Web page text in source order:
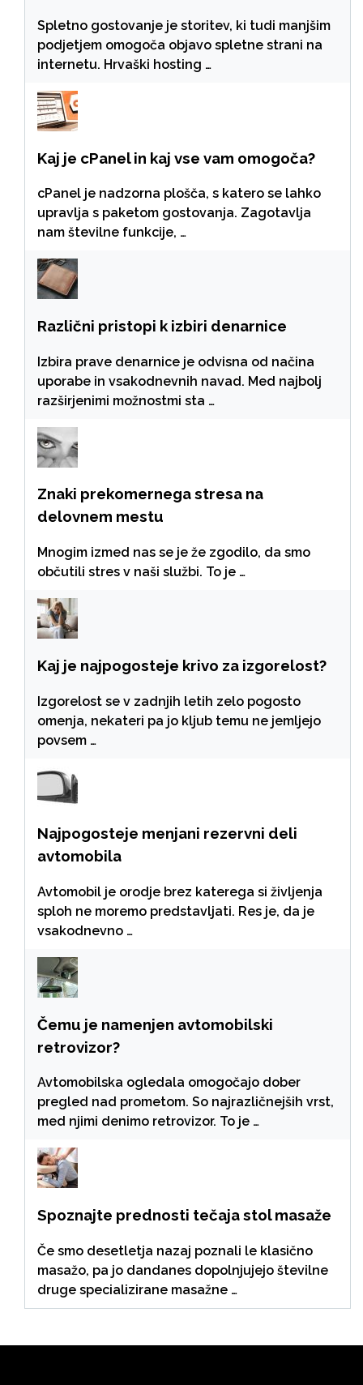
Spletno gostovanje je storitev, ki tudi manjšim
podjetjem omogoča objavo spletne strani na
internetu. Hrvaški hosting …
Kaj je cPanel in kaj vse vam omogoča?
cPanel je nadzorna plošča, s katero se lahko
upravlja s paketom gostovanja. Zagotavlja
nam številne funkcije, …
Različni pristopi k izbiri denarnice
Izbira prave denarnice je odvisna od načina
uporabe in vsakodnevnih navad. Med najbolj
razširjenimi možnostmi sta …
Znaki prekomernega stresa na
delovnem mestu
Mnogim izmed nas se je že zgodilo, da smo
občutili stres v naši službi. To je …
Kaj je najpogosteje krivo za izgorelost?
Izgorelost se v zadnjih letih zelo pogosto
omenja, nekateri pa jo kljub temu ne jemljejo
povsem …
Najpogosteje menjani rezervni deli
avtomobila
Avtomobil je orodje brez katerega si življenja
sploh ne moremo predstavljati. Res je, da je
vsakodnevno …
Čemu je namenjen avtomobilski
retrovizor?
Avtomobilska ogledala omogočajo dober
pregled nad prometom. So najrazličnejših vrst,
med njimi denimo retrovizor. To je …
Spoznajte prednosti tečaja stol masaže
Če smo desetletja nazaj poznali le klasično
masažo, pa jo dandanes dopolnjujejo številne
druge specializirane masažne …